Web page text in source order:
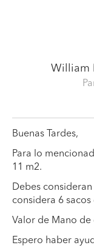
William
Buenas Tardes,
Para lo
11 m2.
Debes
considera 6
Valor de Mano
Espero haber